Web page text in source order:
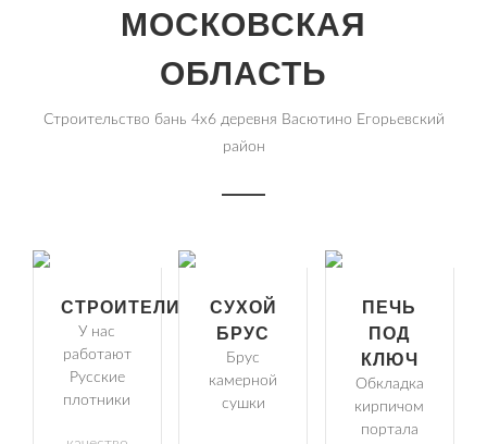
МОСКОВСКАЯ
ОБЛАСТЬ
Строительство бань 4х6 деревня Васютино Егорьевский
район
СТРОИТЕЛИ
У нас
работают
Русские
плотники
СУХОЙ
БРУС
Брус
камерной
сушки
ПЕЧЬ
ПОД
КЛЮЧ
Обкладка
кирпичом
портала